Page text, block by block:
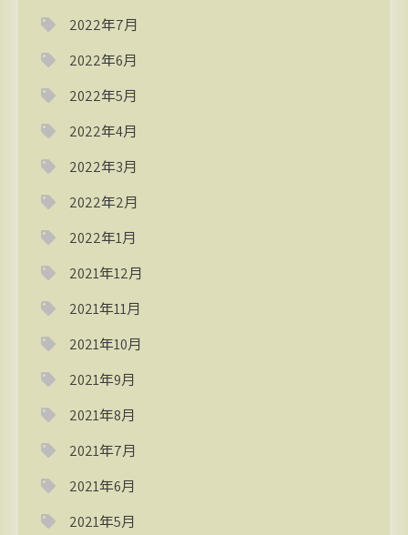
2022年7月
2022年6月
2022年5月
2022年4月
2022年3月
2022年2月
2022年1月
2021年12月
2021年11月
2021年10月
2021年9月
2021年8月
2021年7月
2021年6月
2021年5月